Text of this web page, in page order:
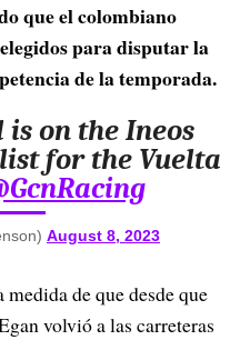
que el colombiano
para disputar la
de la temporada.
is on the Ineos
for the Vuelta
August 8, 2023
de que desde que
volvió a las carreteras